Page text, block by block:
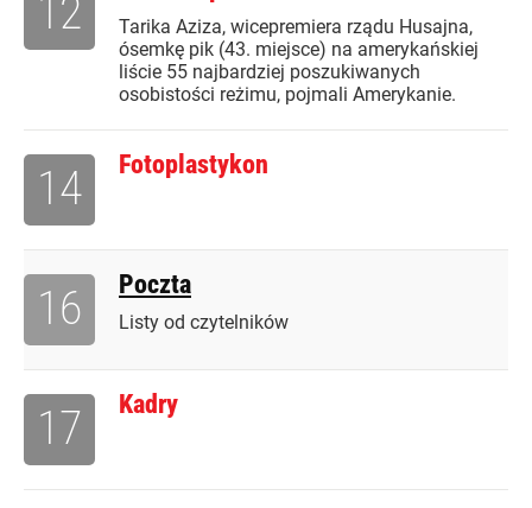
Tarika Aziza, wicepremiera rządu Husajna,
ósemkę pik (43. miejsce) na amerykańskiej
liście 55 najbardziej poszukiwanych
osobistości reżimu, pojmali Amerykanie.
12
Fotoplastykon
14
Poczta
Listy od czytelników
16
Kadry
17